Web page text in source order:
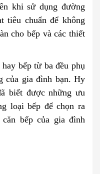
khi sử dụng đường
tiêu chuẩn để không
cho bếp và các thiết
bếp từ ba đều phụ
của gia đình bạn. Hy
biết được những ưu
loại bếp để chọn ra
bếp của gia đình